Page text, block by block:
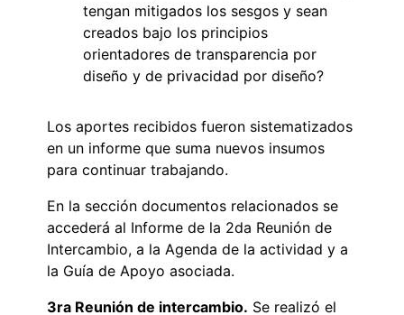
tengan mitigados los sesgos y sean
creados bajo los principios
orientadores de transparencia por
diseño y de privacidad por diseño?
Los aportes recibidos fueron sistematizados
en un informe que suma nuevos insumos
para continuar trabajando.
En la sección documentos relacionados se
accederá al Informe de la 2da Reunión de
Intercambio, a la Agenda de la actividad y a
la Guía de Apoyo asociada.
3ra Reunión de intercambio. Se realizó el